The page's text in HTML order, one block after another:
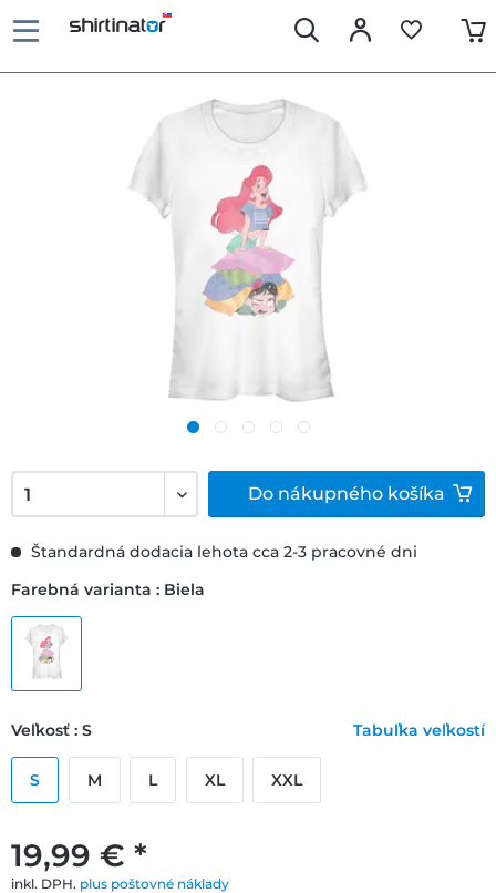
19,99 € *
inkl. DPH. plus poštovné náklady
Štandardná dodacia lehota cca 2-3 pracovné dni
Farebná varianta : Biela
Veľkosť : S Tabuľka veľkostí
S M L XL XXL
Do nákupného košíka